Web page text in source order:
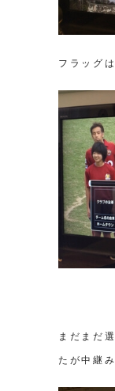
フラッグ
まだまだ
たが中継